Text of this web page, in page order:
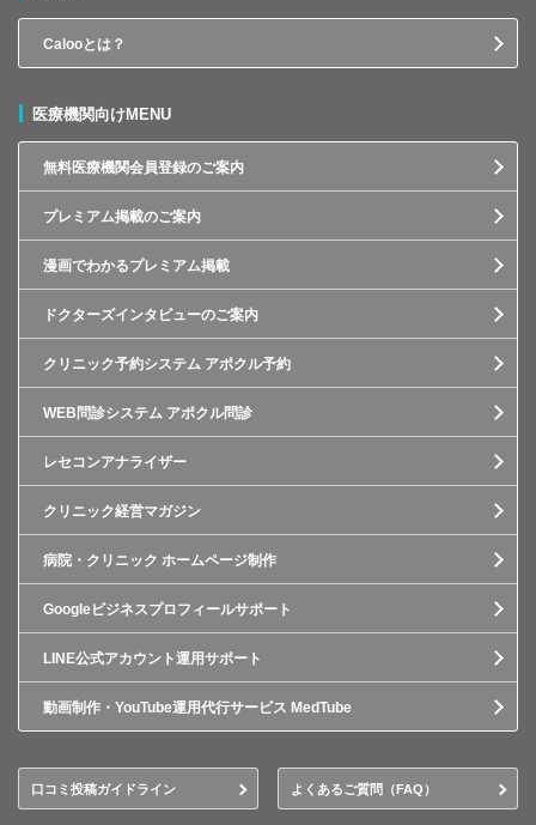
Calooとは？
医療機関向けMENU
無料医療機関会員登録のご案内
プレミアム掲載のご案内
漫画でわかるプレミアム掲載
ドクターズインタビューのご案内
クリニック予約システム アポクル予約
WEB問診システム アポクル問診
レセコンアナライザー
クリニック経営マガジン
病院・クリニック ホームページ制作
Googleビジネスプロフィールサポート
LINE公式アカウント運用サポート
動画制作・YouTube運用代行サービス MedTube
口コミ投稿ガイドライン よくあるご質問（FAQ）